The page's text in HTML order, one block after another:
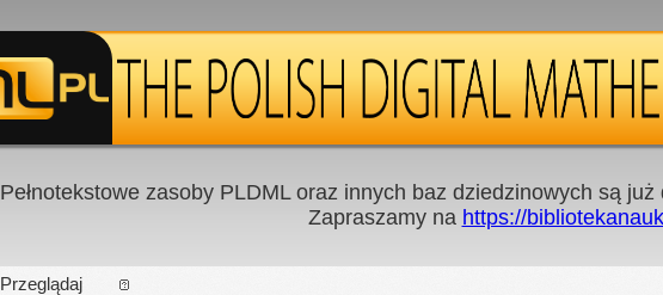
Pełnotekstowe zasoby PLDML oraz innych baz dziedzinowych są
Zapraszamy na https://
Przeglądaj